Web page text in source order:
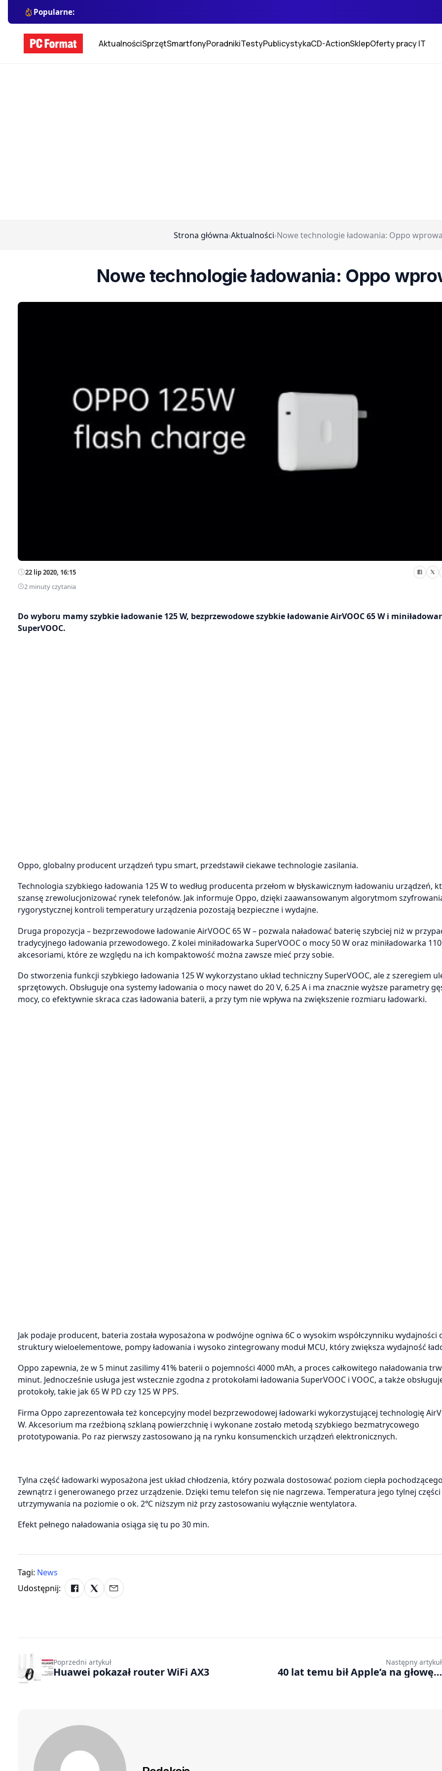
Popularne:
AktualnościSprzętSmartfonyPoradnikiTestyPublicystykaCD-ActionSklepOferty pracy IT
Strona główna›Aktualności›Nowe technologie ładowania: Oppo
Nowe technologie ładowania: Oppo
22 lip 2020, 16:15
2 minuty czytania
Do wyboru mamy szybkie ładowanie 125 W, bezprzewodowe szybkie ładowanie AirVOOC 65 W i
SuperVOOC.
Oppo, globalny producent urządzeń typu smart, przedstawił ciekawe technologie zasilania.
Technologia szybkiego ładowania 125 W to według producenta przełom w błyskawicznym ładowaniu urządzeń,
szansę zrewolucjonizować rynek telefonów. Jak informuje Oppo, dzięki zaawansowanym algorytmom
rygorystycznej kontroli temperatury urządzenia pozostają bezpieczne i wydajne.
Druga propozycja – bezprzewodowe ładowanie AirVOOC 65 W – pozwala naładować baterię szybciej niż w
tradycyjnego ładowania przewodowego. Z kolei miniładowarka SuperVOOC o mocy 50 W oraz miniładowarka
akcesoriami, które ze względu na ich kompaktowość można zawsze mieć przy sobie.
Do stworzenia funkcji szybkiego ładowania 125 W wykorzystano układ techniczny SuperVOOC, ale z szeregiem
sprzętowych. Obsługuje ona systemy ładowania o mocy nawet do 20 V, 6.25 A i ma znacznie wyższe parametry
mocy, co efektywnie skraca czas ładowania baterii, a przy tym nie wpływa na zwiększenie rozmiaru ładowarki.
Jak podaje producent, bateria została wyposażona w podwójne ogniwa 6C o wysokim współczynniku wydajności
struktury wieloelementowe, pompy ładowania i wysoko zintegrowany moduł MCU, który zwiększa wydajność
Oppo zapewnia, że w 5 minut zasilimy 41% baterii o pojemności 4000 mAh, a proces całkowitego naładowania
minut. Jednocześnie usługa jest wstecznie zgodna z protokołami ładowania SuperVOOC i VOOC, a także
protokoły, takie jak 65 W PD czy 125 W PPS.
Firma Oppo zaprezentowała też koncepcyjny model bezprzewodowej ładowarki wykorzystującej technologię
W. Akcesorium ma rzeźbioną szklaną powierzchnię i wykonane zostało metodą szybkiego bezmatrycowego
prototypowania. Po raz pierwszy zastosowano ją na rynku konsumenckich urządzeń elektronicznych.
Tylna część ładowarki wyposażona jest układ chłodzenia, który pozwala dostosować poziom ciepła
zewnątrz i generowanego przez urządzenie. Dzięki temu telefon się nie nagrzewa. Temperatura jego tylnej
utrzymywania na poziomie o ok. 2℃ niższym niż przy zastosowaniu wyłącznie wentylatora.
Efekt pełnego naładowania osiąga się tu po 30 min.
Tagi: News
Udostępnij:
Poprzedni artykuł
Huawei pokazał router WiFi AX3
Następny artykuł
40 lat temu bił Apple’a na głowę…